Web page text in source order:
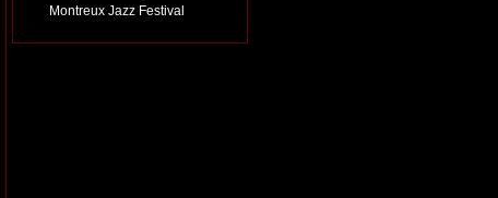
Montreux Jazz Festival